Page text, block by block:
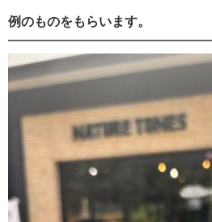
例のものをもらいます。